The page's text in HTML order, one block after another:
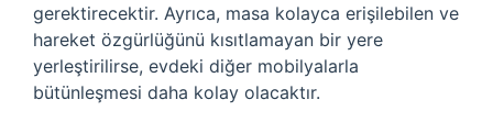
gerektirecektir. Ayrıca, masa kolayca erişilebilen ve
hareket özgürlüğünü kısıtlamayan bir yere
yerleştirilirse, evdeki diğer mobilyalarla
bütünleşmesi daha kolay olacaktır.